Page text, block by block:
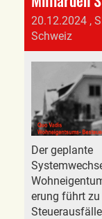
20.12.2024 ,
Schweiz
Der geplante
erung führt zu